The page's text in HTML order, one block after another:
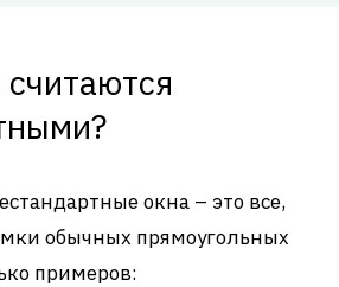
окна – это все,
обычных прямоугольных
примеров: